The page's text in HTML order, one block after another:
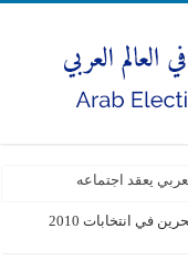
يعقد اجتماعه
مترشحات البحرين في انتخابات 2010